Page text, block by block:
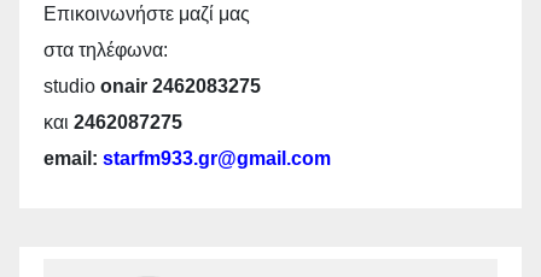
Επικοινωνήστε μαζί μας
στα τηλέφωνα:
studio onair 2462083275
και 2462087275
email: starfm933.gr@gmail.com